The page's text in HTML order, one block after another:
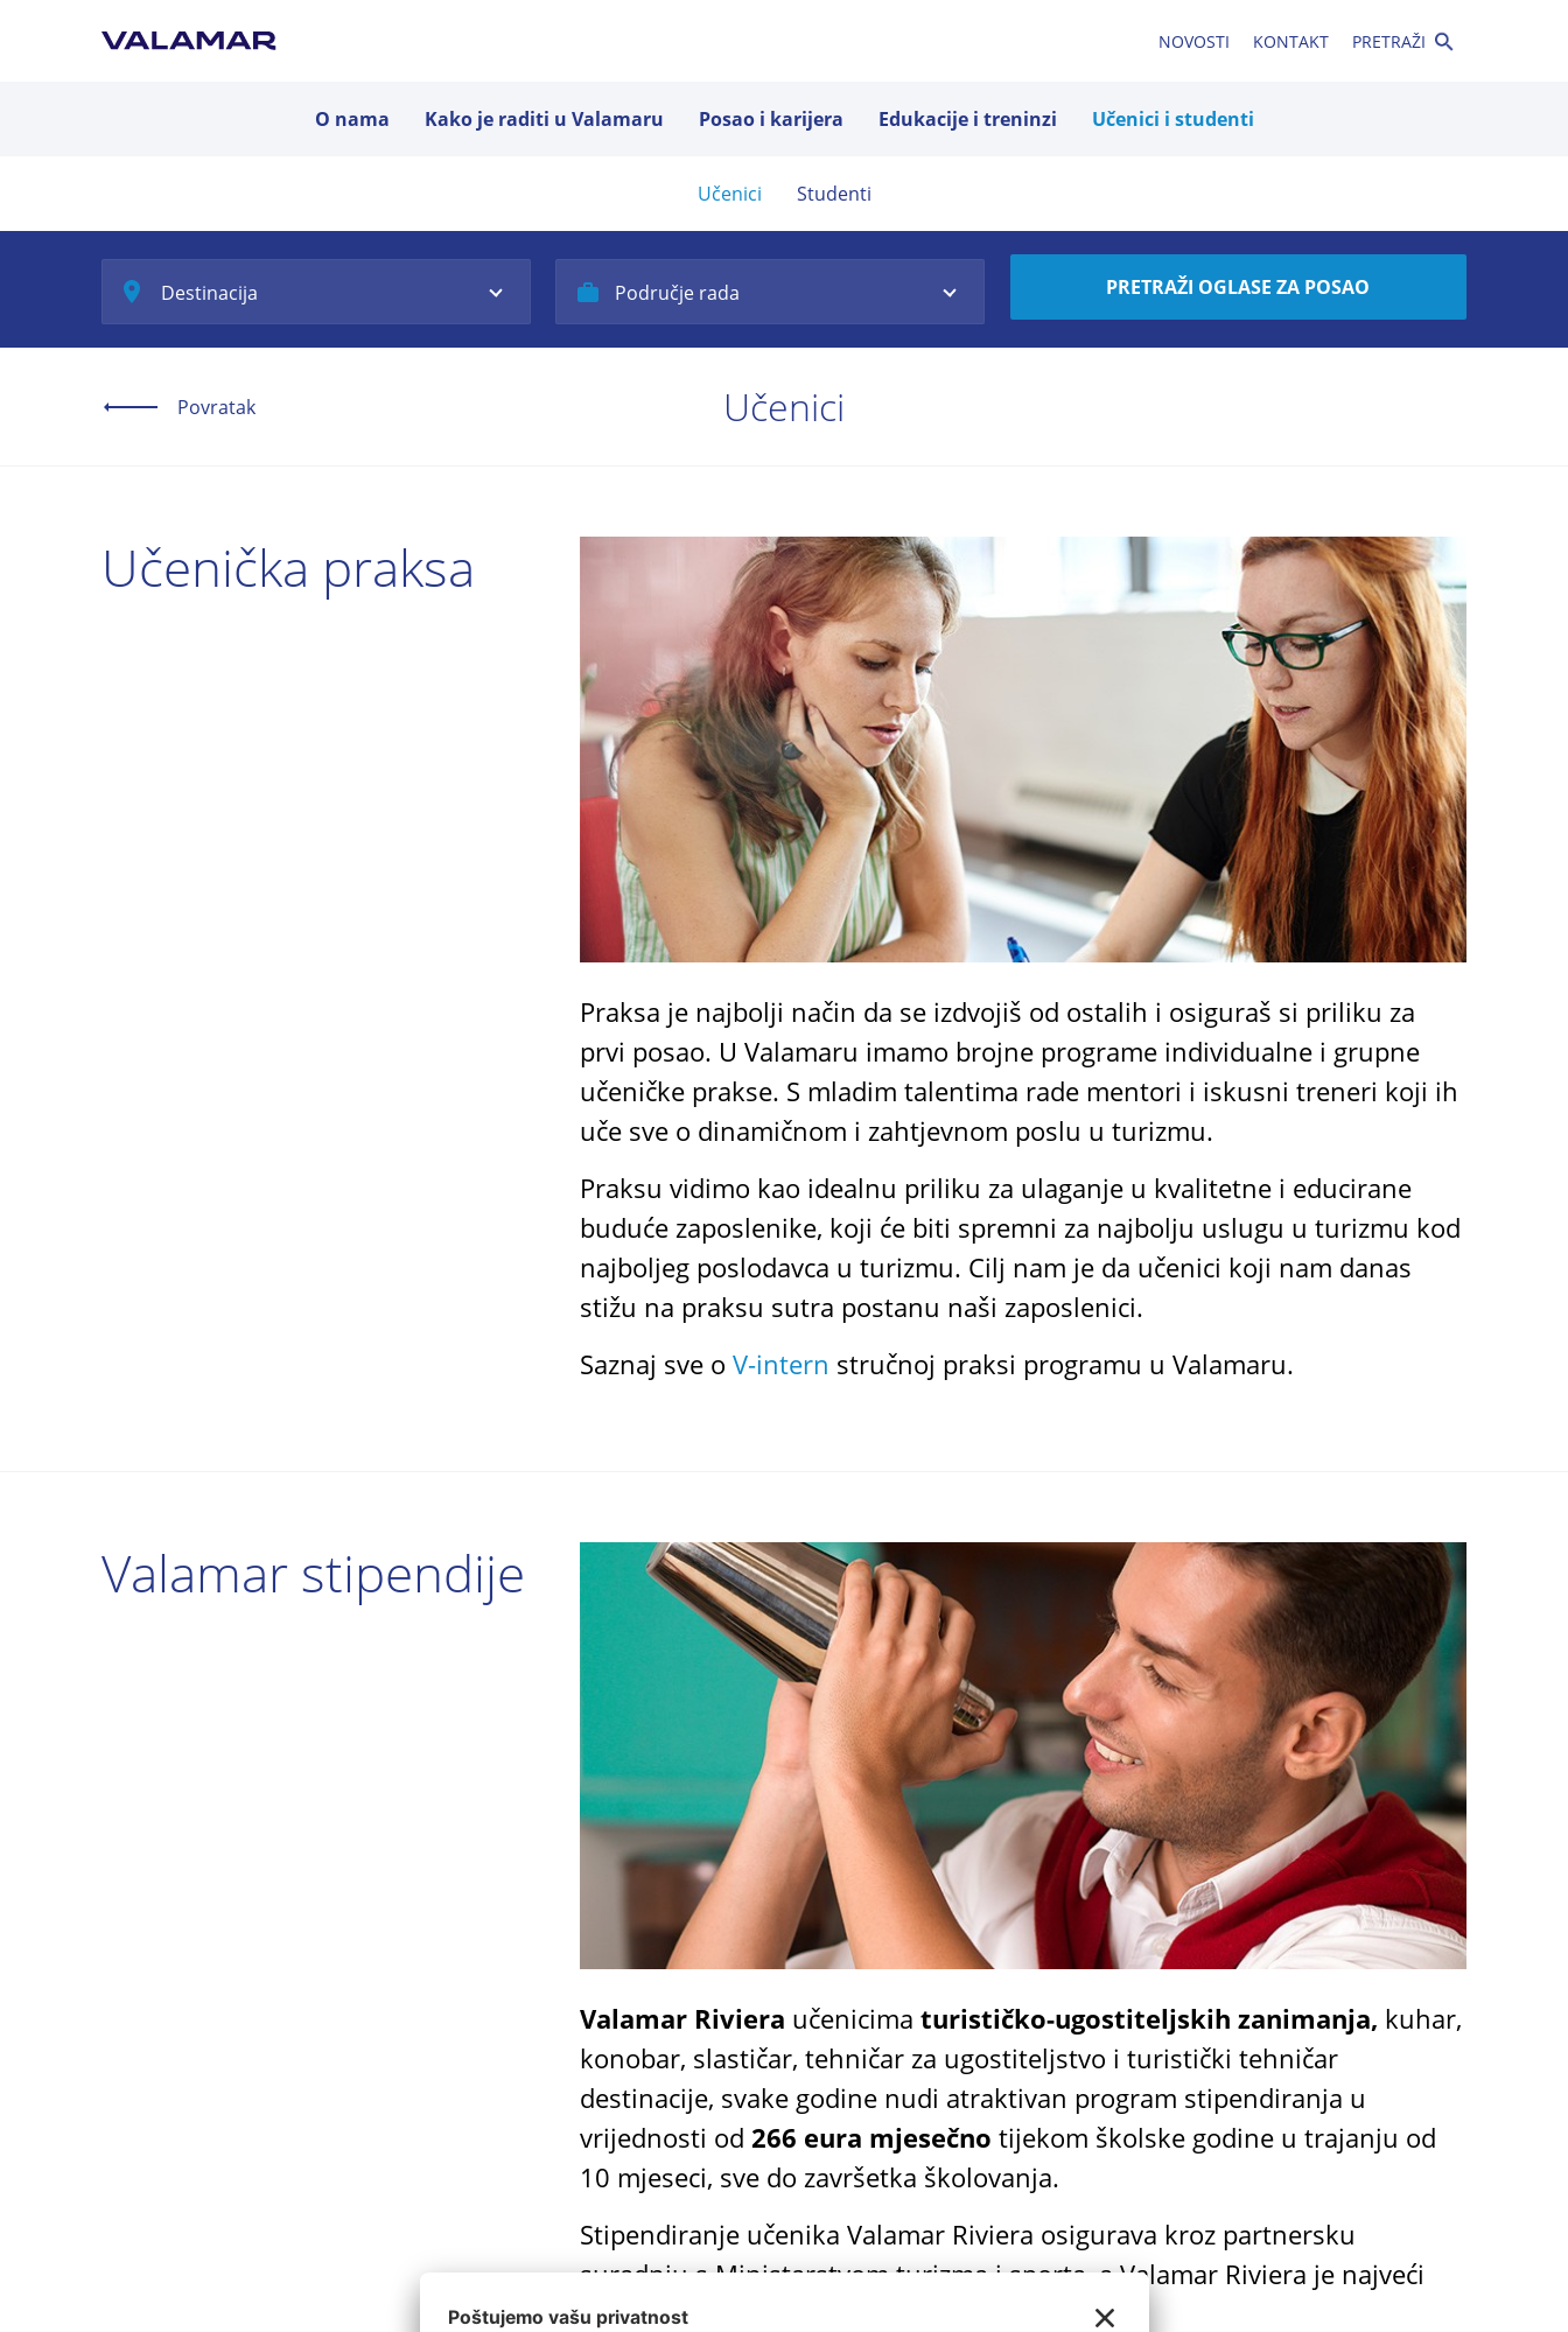
NOVOSTI KONTAKT PRETRAŽI
O nama Kako je raditi u Valamaru Posao i karijera Edukacije i treninzi Učenici i studenti
Učenici Studenti
Destinacija Područje rada PRETRAŽI OGLASE ZA POSAO
Povratak Učenici
Učenička praksa
Praksa je najbolji način da se izdvojiš od ostalih i osiguraš si priliku za
prvi posao. U Valamaru imamo brojne programe individualne i grupne
učeničke prakse. S mladim talentima rade mentori i iskusni treneri koji ih
uče sve o dinamičnom i zahtjevnom poslu u turizmu.
Praksu vidimo kao idealnu priliku za ulaganje u kvalitetne i educirane
buduće zaposlenike, koji će biti spremni za najbolju uslugu u turizmu kod
najboljeg poslodavca u turizmu. Cilj nam je da učenici koji nam danas
stižu na praksu sutra postanu naši zaposlenici.
Saznaj sve o V-intern stručnoj praksi programu u Valamaru.
Valamar stipendije
Valamar Riviera učenicima turističko-ugostiteljskih zanimanja, kuhar,
konobar, slastičar, tehničar za ugostiteljstvo i turistički tehničar
destinacije, svake godine nudi atraktivan program stipendiranja u
vrijednosti od 266 eura mjesečno tijekom školske godine u trajanju od
10 mjeseci, sve do završetka školovanja.
Stipendiranje učenika Valamar Riviera osigurava kroz partnersku
suradnju s Ministarstvom turizma i sporta, a Valamar Riviera je najveći
pojedinačni stipenditor u Hrvatskoj.